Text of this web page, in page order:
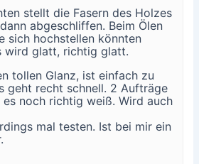
stellt die Fasern des Holzes
abgeschliffen. Beim Ölen
sich hochstellen könnten
wird glatt, richtig glatt.
tollen Glanz, ist einfach zu
geht recht schnell. 2 Aufträge
noch richtig weiß. Wird auch
mal testen. Ist bei mir ein